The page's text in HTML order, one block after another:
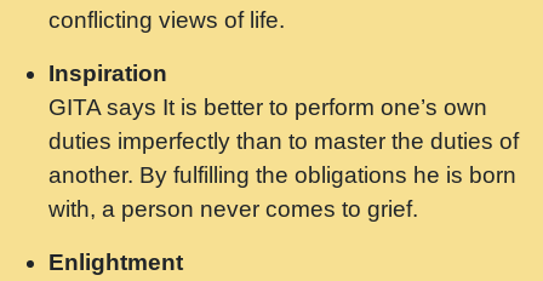
मन बध लय परम वल कगन Special Shyam
Saawariya.mp3
मर गनय न अपरध लडडल शर रध.... Shri
ravinandan shastri ji maharaj.mp3
मेरे मन हरी का ध्यान लगा - भजन भाव - 2018 -
Rishikesh - Swami Gyananand Ji
Maharaj.mp3
conflicting views of life.
Inspiration
GITA says It is better to perform one’s own
duties imperfectly than to master the duties of
another. By fulfilling the obligations he is born
with, a person never comes to grief.
Enlightment